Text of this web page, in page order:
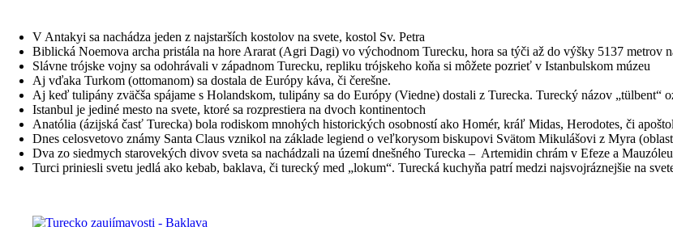
V Antakyi sa nachádza jeden z najstarších kostolov na svete, kostol Sv. Petra
Biblická Noemova archa pristála na hore Ararat (Agri Dagi) vo východnom Turecku, hora sa týči až do výšky 5137 metrov
Slávne trójske vojny sa odohrávali v západnom Turecku, repliku trójskeho koňa si môžete pozrieť v Istanbulskom múzeu
Aj vďaka Turkom (ottomanom) sa dostala de Európy káva, či čerešne.
Aj keď tulipány zväčša spájame s Holandskom, tulipány sa do Európy (Viedne) dostali z Turecka. Turecký názov „tülbent“
Istanbul je jediné mesto na svete, ktoré sa rozprestiera na dvoch kontinentoch
Anatólia (ázijská časť Turecka) bola rodiskom mnohých historických osobností ako Homér, kráľ Midas, Herodotes, či
Dnes celosvetovo známy Santa Claus vznikol na základe legiend o veľkorysom biskupovi Svätom Mikulášovi z Myra
Dva zo siedmych starovekých divov sveta sa nachádzali na území dnešného Turecka – Artemidin chrám v Efeze a
Turci priniesli svetu jedlá ako kebab, baklava, či turecký med „lokum“. Turecká kuchyňa patrí medzi najsvojráznejšie na